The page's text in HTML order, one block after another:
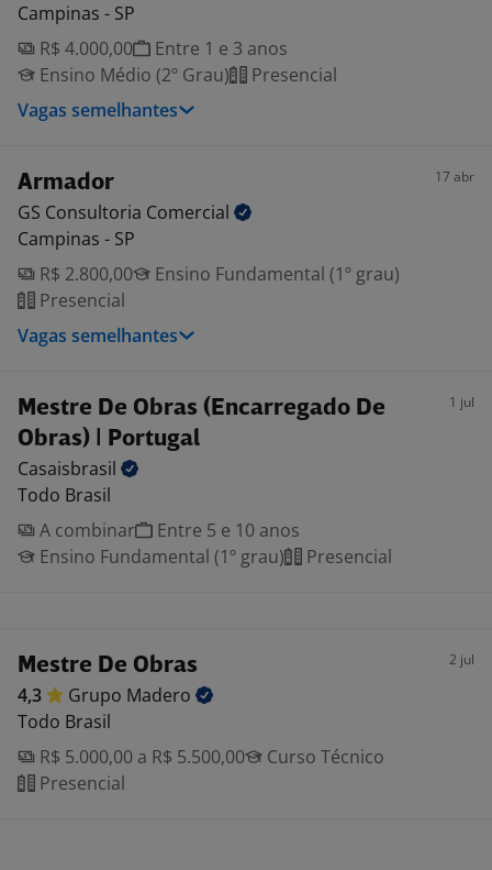
Campinas - SP
R$ 4.000,00
Entre 1 e 3 anos
Ensino Médio (2º Grau)
Presencial
Vagas semelhantes
Armador 17 abr
GS Consultoria Comercial
Campinas - SP
R$ 2.800,00
Ensino Fundamental (1º grau)
Presencial
Vagas semelhantes
Mestre De Obras (Encarregado De
Obras) | Portugal
1 jul
Casaisbrasil
Todo Brasil
A combinar
Entre 5 e 10 anos
Ensino Fundamental (1º grau)
Presencial
Mestre De Obras 2 jul
4,3 Grupo Madero
Todo Brasil
R$ 5.000,00 a R$ 5.500,00
Curso Técnico
Presencial